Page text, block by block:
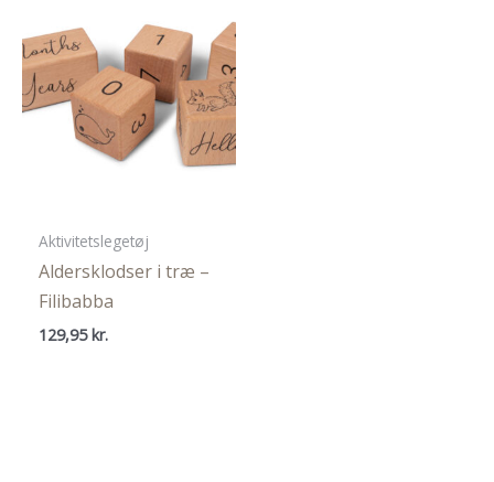
Aktivitetslegetøj
Aldersklodser i træ –
Filibabba
129,95 kr.